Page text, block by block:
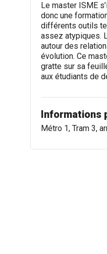
Le master ISME
donc une
différents outils
assez atypiques.
autour des
évolution. Ce
gratte sur sa
aux étudiants de
Informations
Métro 1, Tram 3,